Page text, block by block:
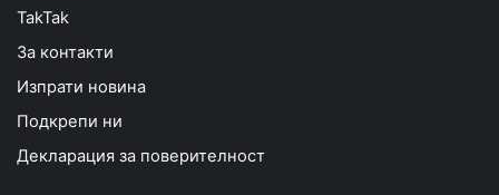
TakTak
За контакти
Изпрати новина
Подкрепи ни
Декларация за поверителност